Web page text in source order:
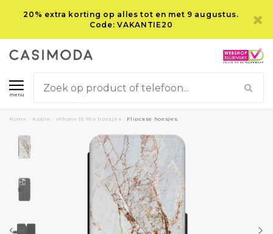
20% extra korting op alles tot en met 9 augustus.
Code: VAKANTIE20
menu
Home Apple iPhone 15 Pro hoesjes Flipcase hoesjes